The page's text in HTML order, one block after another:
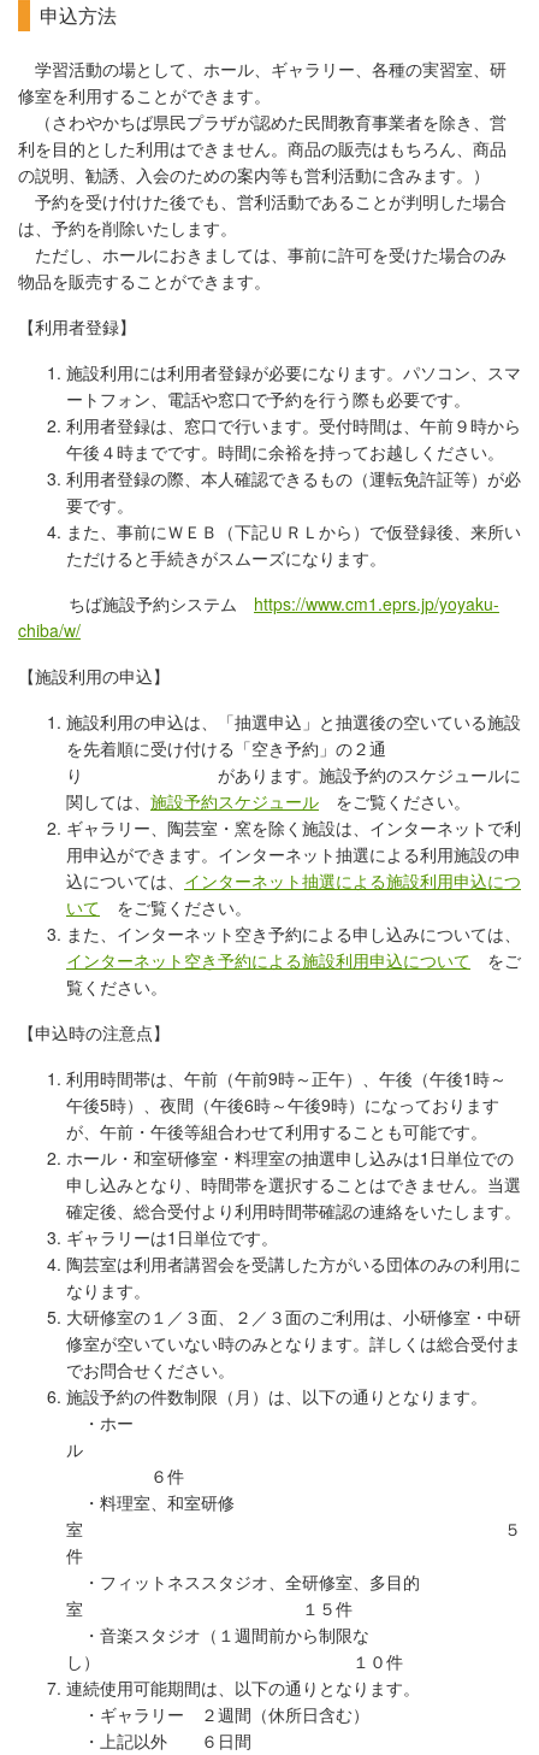
申込方法
学習活動の場として、ホール、ギャラリー、各種の実習室、研
修室を利用することができます。
（さわやかちば県民プラザが認めた民間教育事業者を除き、営
利を目的とした利用はできません。商品の販売はもちろん、商品
の説明、勧誘、入会のための案内等も営利活動に含みます。）
予約を受け付けた後でも、営利活動であることが判明した場合
は、予約を削除いたします。
ただし、ホールにおきましては、事前に許可を受けた場合のみ
物品を販売することができます。
【利用者登録】
施設利用には利用者登録が必要になります。パソコン、スマ
ートフォン、電話や窓口で予約を行う際も必要です。
利用者登録は、窓口で行います。受付時間は、午前９時から
午後４時までです。時間に余裕を持ってお越しください。
利用者登録の際、本人確認できるもの（運転免許証等）が必
要です。
また、事前にＷＥＢ（下記ＵＲＬから）で仮登録後、来所い
ただけると手続きがスムーズになります。
ちば施設予約システム https://www.cm1.eprs.jp/yoyaku-
chiba/w/
【施設利用の申込】
施設利用の申込は、「抽選申込」と抽選後の空いている施設
を先着順に受け付ける「空き予約」の２通
り があります。施設予約のスケジュールに
関しては、 施設予約スケジュール をご覧ください。
ギャラリー、陶芸室・窯を除く施設は、インターネットで利
用申込ができます。インターネット抽選による利用施設の申
込については、 インターネット抽選による施設利用申込につ
いて をご覧ください。
また、インターネット空き予約による申し込みについては、
インターネット空き予約による施設利用申込について をご
覧ください。
【申込時の注意点】
利用時間帯は、午前（午前9時～正午）、午後（午後1時～
午後5時）、夜間（午後6時～午後9時）になっております
が、午前・午後等組合わせて利用することも可能です。
ホール・和室研修室・料理室の抽選申し込みは1日単位での
申し込みとなり、時間帯を選択することはできません。当選
確定後、総合受付より利用時間帯確認の連絡をいたします。
ギャラリーは1日単位です。
陶芸室は利用者講習会を受講した方がいる団体のみの利用に
なります。
大研修室の１／３面、２／３面のご利用は、小研修室・中研
修室が空いていない時のみとなります。詳しくは総合受付ま
でお問合せください。
施設予約の件数制限（月）は、以下の通りとなります。
・ホー
ル
６件
・料理室、和室研修
室 ５
件
・フィットネススタジオ、全研修室、多目的
室 １５件
・音楽スタジオ（１週間前から制限な
し） １０件
連続使用可能期間は、以下の通りとなります。
・ギャラリー ２週間（休所日含む）
・上記以外 ６日間